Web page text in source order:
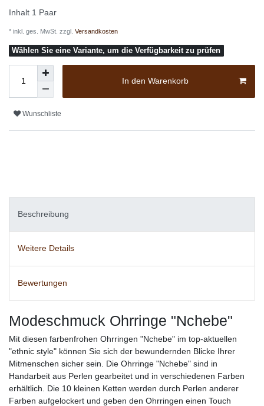
Inhalt 1 Paar
* inkl. ges. MwSt. zzgl. Versandkosten
Wählen Sie eine Variante, um die Verfügbarkeit zu prüfen
In den Warenkorb
Wunschliste
Beschreibung
Weitere Details
Bewertungen
Modeschmuck Ohrringe "Nchebe"
Mit diesen farbenfrohen Ohrringen "Nchebe" im top-aktuellen
"ethnic style" können Sie sich der bewundernden Blicke Ihrer
Mitmenschen sicher sein. Die Ohrringe "Nchebe" sind in
Handarbeit aus Perlen gearbeitet und in verschiedenen Farben
erhältlich. Die 10 kleinen Ketten werden durch Perlen anderer
Farben aufgelockert und geben den Ohrringen einen Touch